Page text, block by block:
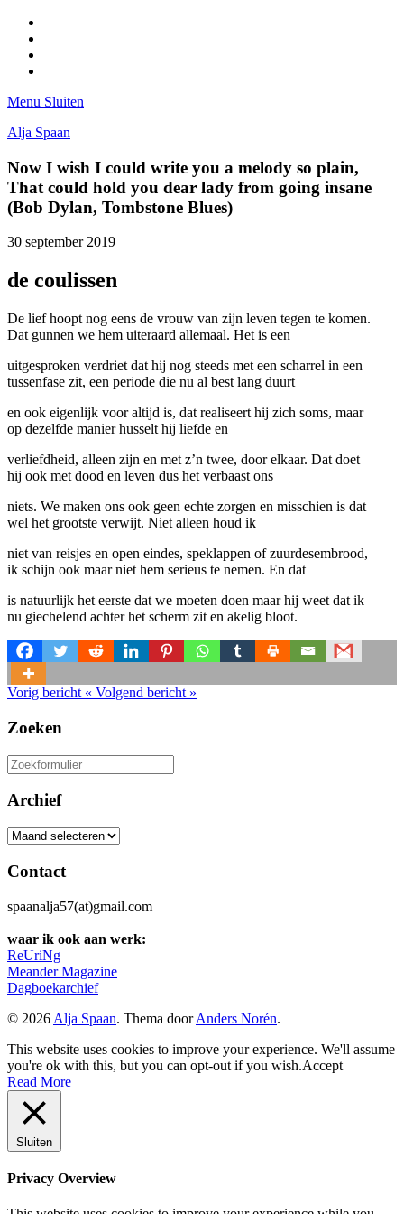
Menu Sluiten
Alja Spaan
Now I wish I could write you a melody so plain,
That could hold you dear lady from going insane
(Bob Dylan, Tombstone Blues)
30 september 2019
de coulissen
De lief hoopt nog eens de vrouw van zijn leven tegen te komen.
Dat gunnen we hem uiteraard allemaal. Het is een
uitgesproken verdriet dat hij nog steeds met een scharrel in een
tussenfase zit, een periode die nu al best lang duurt
en ook eigenlijk voor altijd is, dat realiseert hij zich soms, maar
op dezelfde manier husselt hij liefde en
verliefdheid, alleen zijn en met z’n twee, door elkaar. Dat doet
hij ook met dood en leven dus het verbaast ons
niets. We maken ons ook geen echte zorgen en misschien is dat
wel het grootste verwijt. Niet alleen houd ik
niet van reisjes en open eindes, speklappen of zuurdesembrood,
ik schijn ook maar niet hem serieus te nemen. En dat
is natuurlijk het eerste dat we moeten doen maar hij weet dat ik
nu giechelend achter het scherm zit en akelig bloot.
Vorig bericht « Volgend bericht »
Zoeken
Zoeken
naar:
Archief
Archief
Contact
spaanalja57(at)gmail.com
waar ik ook aan werk:
ReUriNg
Meander Magazine
Dagboekarchief
© 2026 Alja Spaan. Thema doorAnders Norén.
This website uses cookies to improve your experience. We'll assume
you're ok with this, but you can opt-out if you wish.Accept
Read More
Sluiten
Privacy Overview